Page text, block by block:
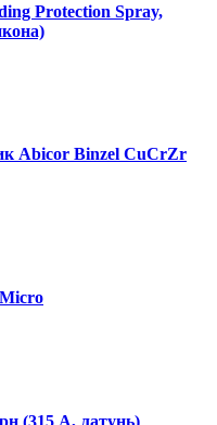
Protection Spray,
Abicor Binzel CuCrZr
(315 А, латунь)